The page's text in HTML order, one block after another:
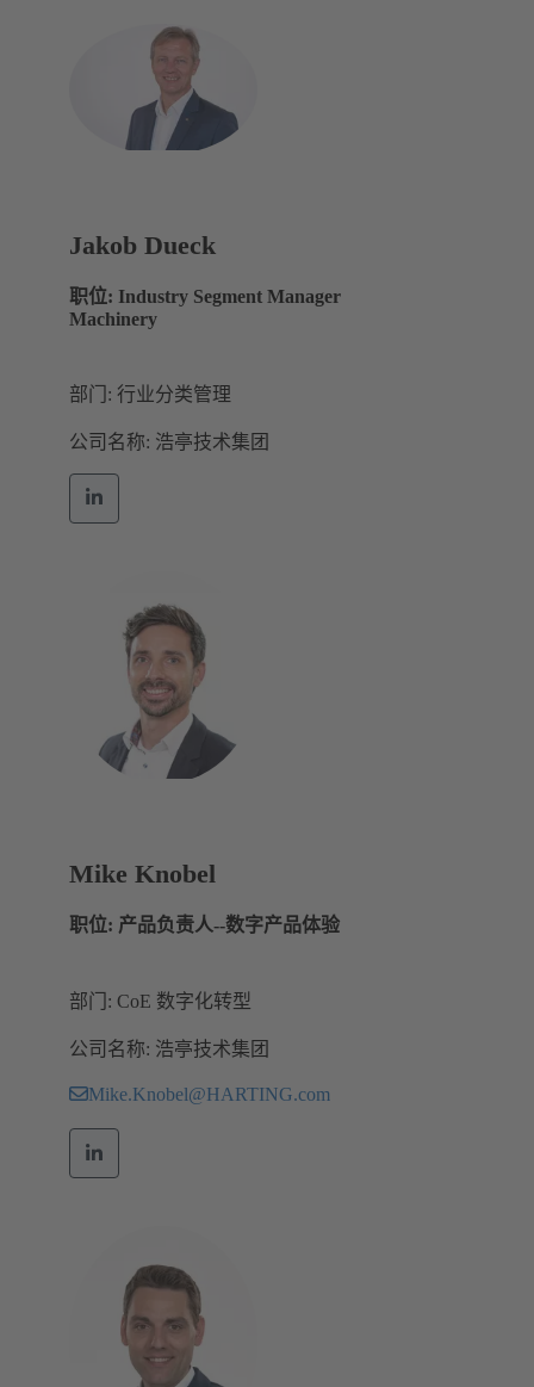
Jakob Dueck
职位: Industry Segment Manager
Machinery
部门: 行业分类管理
公司名称: 浩亭技术集团
Mike Knobel
职位: 产品负责人--数字产品体验
部门: CoE 数字化转型
公司名称: 浩亭技术集团
Mike.Knobel@HARTING.com